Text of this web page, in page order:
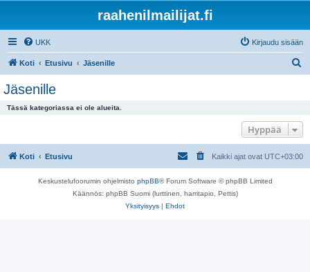
raahenilmailijat.fi
UKK Kirjaudu sisään
Koti Etusivu Jäsenille
Jäsenille
Tässä kategoriassa ei ole alueita.
Hyppää
Koti Etusivu Kaikki ajat ovat UTC+03:00
Keskustelufoorumin ohjelmisto phpBB® Forum Software © phpBB Limited
Käännös: phpBB Suomi (lurttinen, harritapio, Pettis)
Yksityisyys | Ehdot